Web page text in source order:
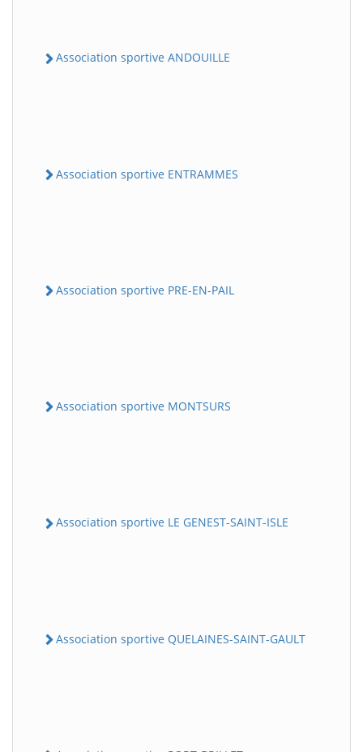
Association sportive ANDOUILLE
Association sportive ENTRAMMES
Association sportive PRE-EN-PAIL
Association sportive MONTSURS
Association sportive LE GENEST-SAINT-ISLE
Association sportive QUELAINES-SAINT-GAULT